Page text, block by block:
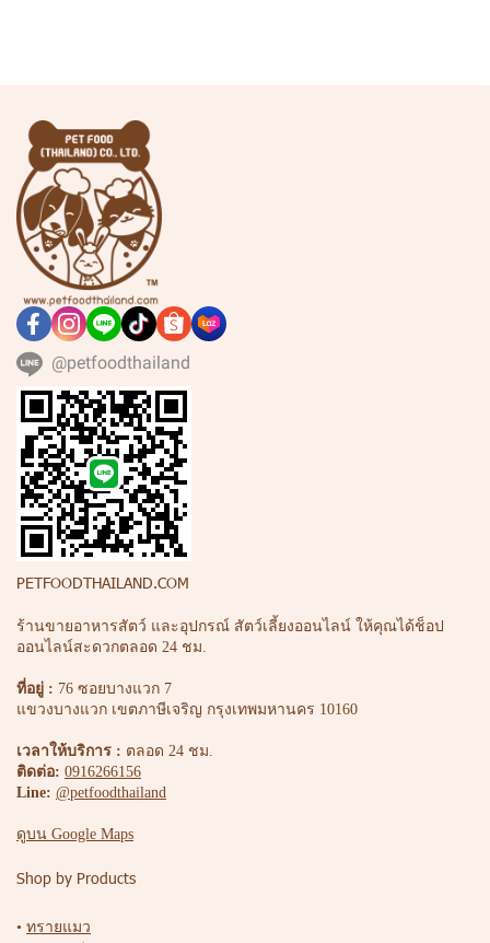
@petfoodthailand
PETFOODTHAILAND.COM
ร้านขายอาหารสัตว์ และอุปกรณ์ สัตว์เลี้ยงออนไลน์ ให้คุณได้ช็อป
ออนไลน์สะดวกตลอด 24 ชม.
ที่อยู่ : 76 ซอยบางแวก 7
แขวงบางแวก เขตภาษีเจริญ กรุงเทพมหานคร 10160
เวลาให้บริการ : ตลอด 24 ชม.
ติดต่อ: 0916266156
Line: @petfoodthailand
ดูบน Google Maps
Shop by Products
• ทรายแมว